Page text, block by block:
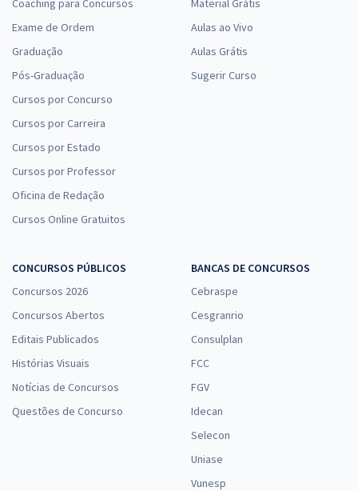
Coaching para Concursos
Exame de Ordem
Graduação
Pós-Graduação
Cursos por Concurso
Cursos por Carreira
Cursos por Estado
Cursos por Professor
Oficina de Redação
Cursos Online Gratuitos
Material Grátis
Aulas ao Vivo
Aulas Grátis
Sugerir Curso
CONCURSOS PÚBLICOS
Concursos 2026
Concursos Abertos
Editais Publicados
Histórias Visuais
Notícias de Concursos
Questões de Concurso
BANCAS DE CONCURSOS
Cebraspe
Cesgranrio
Consulplan
FCC
FGV
Idecan
Selecon
Uniase
Vunesp